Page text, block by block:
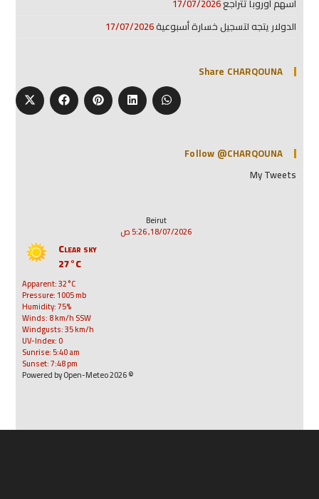
أسهم أوروبا تتراجع17/07/2026
الدولار يتجه لتسجيل خسارة أسبوعية17/07/2026
Share CHARQOUNA
Follow @CHARQOUNA
My Tweets
Beirut
18/07/2026, 5:26 ص
Clear sky
27°C
Apparent: 32°C
Pressure: 1005 mb
Humidity: 75%
Winds: 8 km/h SSW
Windgusts: 35 km/h
UV-Index: 0
Sunrise: 5:40 am
Sunset: 7:48 pm
© 2026 Powered by Open-Meteo